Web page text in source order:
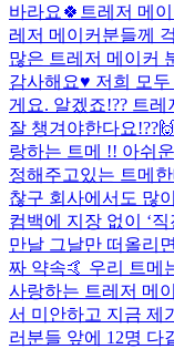
바라요🍀 트레저 메
레저 메이커분들께
많은 트레저 메이커
감사해요♥️ 저희 모
게요. 알겠죠!?? 트
잘 챙겨야한다요
랑하는 트메 !! 아쉬
정해주고있는 트메
찮구 회사에서도 많
컴백에 지장 없이 ‘
만날 그날만 떠올리
짜 약속🤙 우리 트메
사랑하는 트레저 메
서 미안하고 지금 제
러분들 앞에 12명 다